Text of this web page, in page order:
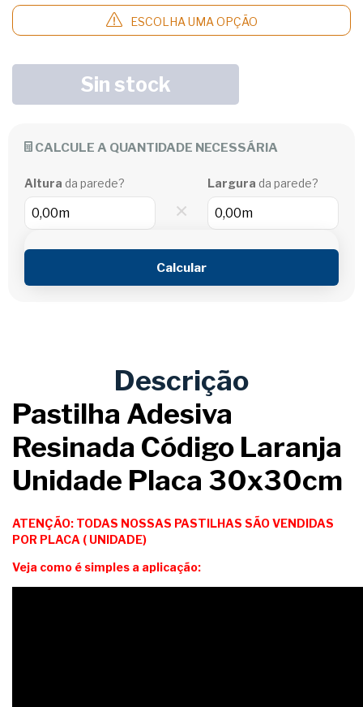
ESCOLHA UMA OPÇÃO
CALCULE A QUANTIDADE NECESSÁRIA
Altura da parede?
×
Largura da parede?
Calcular
Descrição
Pastilha Adesiva
Resinada Código Laranja
Unidade Placa 30x30cm
ATENÇÃO: TODAS NOSSAS PASTILHAS SÃO VENDIDAS
POR PLACA ( UNIDADE)
Veja como é simples a aplicação: